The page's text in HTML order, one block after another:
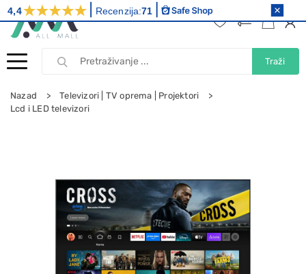
Traži
Nazad
Televizori | TV oprema | Projektori
Lcd i LED televizori
4,4 Recenzija:71